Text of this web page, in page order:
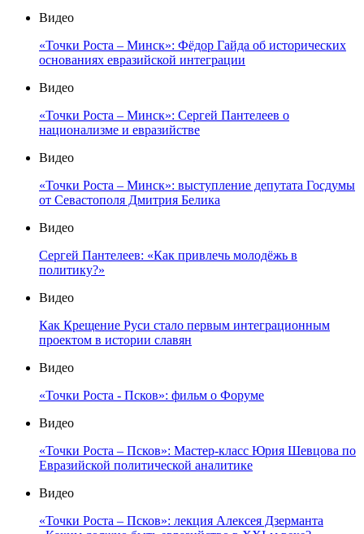
Видео
«Точки Роста – Минск»: Фёдор Гайда об исторических
основаниях евразийской интеграции
Видео
«Точки Роста – Минск»: Сергей Пантелеев о
национализме и евразийстве
Видео
«Точки Роста – Минск»: выступление депутата Госдумы
от Севастополя Дмитрия Белика
Видео
Сергей Пантелеев: «Как привлечь молодёжь в
политику?»
Видео
Как Крещение Руси стало первым интеграционным
проектом в истории славян
Видео
«Точки Роста - Псков»: фильм о Форуме
Видео
«Точки Роста – Псков»: Мастер-класс Юрия Шевцова по
Евразийской политической аналитике
Видео
«Точки Роста – Псков»: лекция Алексея Дзерманта